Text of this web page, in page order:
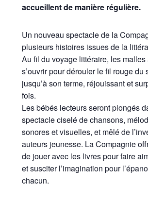
accueillent de manière régulière.
Un nouveau spectacle de la
plusieurs histoires issues de la
Au fil du voyage littéraire, les malles
s’ouvrir pour dérouler le fil rouge du
jusqu’à son terme, réjouissant et
fois.
Les bébés lecteurs seront plongés
spectacle ciselé de chansons,
sonores et visuelles, et mêlé de
auteurs jeunesse. La Compagnie
de jouer avec les livres pour faire
et susciter l’imagination pour
chacun.